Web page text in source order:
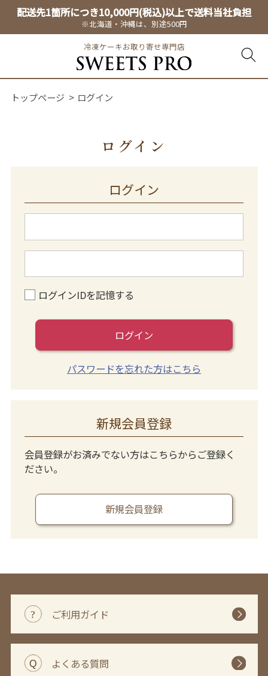
配送先1箇所につき10,000円(税込)以上で送料当社負担
※北海道・沖縄は、別途500円
冷凍ケーキお取り寄せ専門店
トップページ ログイン
ログイン
ログイン
ログインIDを記憶する
ログイン
パスワードを忘れた方はこちら
新規会員登録
会員登録がお済みでない方はこちらからご登録く
ださい。
新規会員登録
ご利用ガイド
よくある質問